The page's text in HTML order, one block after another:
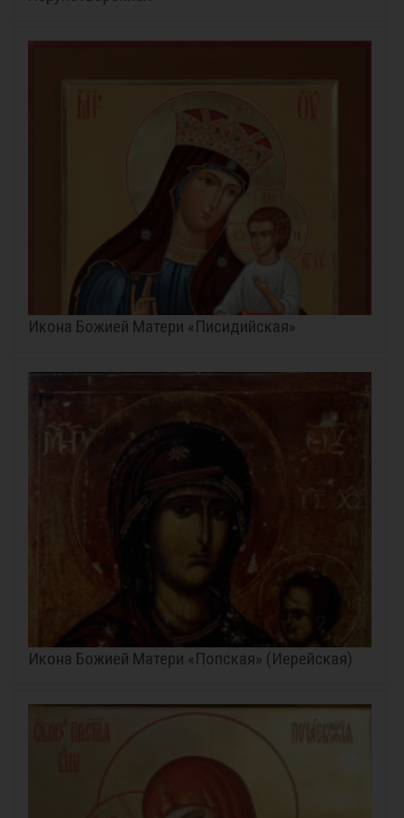
Икона Божией Матери «Писидийская»
Икона Божией Матери «Попская» (Иерейская)